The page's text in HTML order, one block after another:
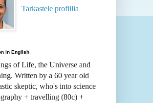
Tarkastele profiilia
in English
of Life, the Universe and
Written by a 60 year old
skeptic, who's into science
+ travelling (80c) +